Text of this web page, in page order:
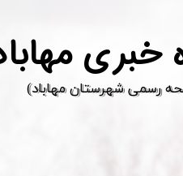
رسمی شهرستان مهاباد)